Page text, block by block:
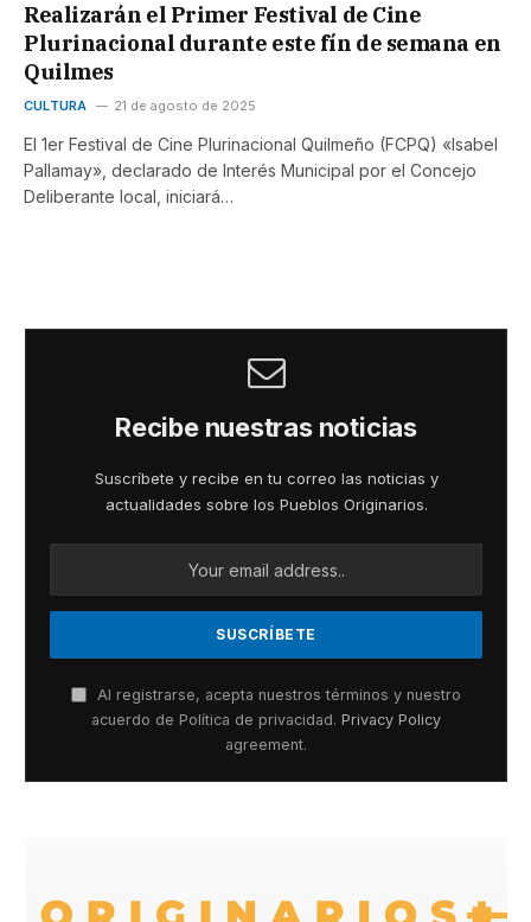
Realizarán el Primer Festival de Cine
Plurinacional durante este fín de semana en
Quilmes
CULTURA 21 de agosto de 2025
El 1er Festival de Cine Plurinacional Quilmeño (FCPQ) «Isabel
Pallamay», declarado de Interés Municipal por el Concejo
Deliberante local, iniciará…
Recibe nuestras noticias
Suscríbete y recibe en tu correo las noticias y
actualidades sobre los Pueblos Originarios.
Al registrarse, acepta nuestros términos y nuestro
acuerdo de Política de privacidad. Privacy Policy
agreement.